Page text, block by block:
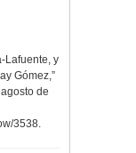
Lafuente, y
Gómez,”
de
3538.